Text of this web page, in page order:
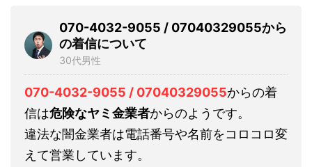
070-4032-9055 / 07040329055から
の着信について
30代男性
070-4032-9055 / 07040329055からの着
信は危険なヤミ金業者からのようです。
違法な闇金業者は電話番号や名前をコロコロ変
えて営業しています。